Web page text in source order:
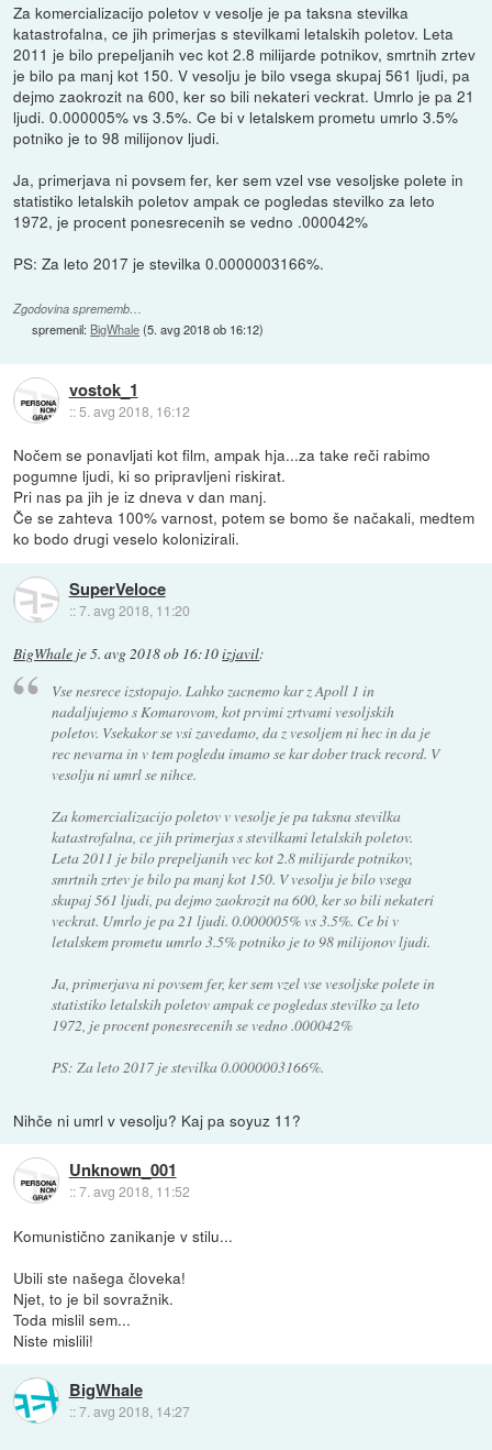
Za komercializacijo poletov v vesolje je pa taksna stevilka
katastrofalna, ce jih primerjas s stevilkami letalskih poletov. Leta
2011 je bilo prepeljanih vec kot 2.8 milijarde potnikov, smrtnih zrtev
je bilo pa manj kot 150. V vesolju je bilo vsega skupaj 561 ljudi, pa
dejmo zaokrozit na 600, ker so bili nekateri veckrat. Umrlo je pa 21
ljudi. 0.000005% vs 3.5%. Ce bi v letalskem prometu umrlo 3.5%
potniko je to 98 milijonov ljudi.
Ja, primerjava ni povsem fer, ker sem vzel vse vesoljske polete in
statistiko letalskih poletov ampak ce pogledas stevilko za leto
1972, je procent ponesrecenih se vedno .000042%
PS: Za leto 2017 je stevilka 0.0000003166%.
Zgodovina sprememb…
spremenil: BigWhale(5. avg 2018 ob 16:12)
vostok_1
::5. avg 2018, 16:12
Nočem se ponavljati kot film, ampak hja...za take reči rabimo
pogumne ljudi, ki so pripravljeni riskirat.
Pri nas pa jih je iz dneva v dan manj.
Če se zahteva 100% varnost, potem se bomo še načakali, medtem
ko bodo drugi veselo kolonizirali.
SuperVeloce
::7. avg 2018, 11:20
BigWhale je5. avg 2018 ob 16:10izjavil:
Vse nesrece izstopajo. Lahko zacnemo kar z Apoll 1 in
nadaljujemo s Komarovom, kot prvimi zrtvami vesoljskih
poletov. Vsekakor se vsi zavedamo, da z vesoljem ni hec in da je
rec nevarna in v tem pogledu imamo se kar dober track record. V
vesolju ni umrl se nihce.
Za komercializacijo poletov v vesolje je pa taksna stevilka
katastrofalna, ce jih primerjas s stevilkami letalskih poletov.
Leta 2011 je bilo prepeljanih vec kot 2.8 milijarde potnikov,
smrtnih zrtev je bilo pa manj kot 150. V vesolju je bilo vsega
skupaj 561 ljudi, pa dejmo zaokrozit na 600, ker so bili nekateri
veckrat. Umrlo je pa 21 ljudi. 0.000005% vs 3.5%. Ce bi v
letalskem prometu umrlo 3.5% potniko je to 98 milijonov ljudi.
Ja, primerjava ni povsem fer, ker sem vzel vse vesoljske polete in
statistiko letalskih poletov ampak ce pogledas stevilko za leto
1972, je procent ponesrecenih se vedno .000042%
PS: Za leto 2017 je stevilka 0.0000003166%.
Nihče ni umrl v vesolju? Kaj pa soyuz 11?
Unknown_001
::7. avg 2018, 11:52
Komunistično zanikanje v stilu...
Ubili ste našega človeka!
Njet, to je bil sovražnik.
Toda mislil sem...
Niste mislili!
BigWhale
::7. avg 2018, 14:27